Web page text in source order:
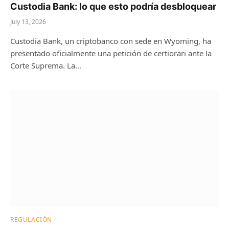
Custodia Bank: lo que esto podría desbloquear
July 13, 2026
Custodia Bank, un criptobanco con sede en Wyoming, ha
presentado oficialmente una petición de certiorari ante la
Corte Suprema. La…
REGULACIÓN